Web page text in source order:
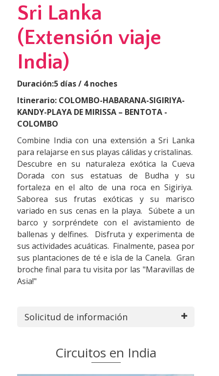
Sri Lanka
(Extensión viaje
India)
Duración:5 días / 4 noches
Itinerario: COLOMBO-HABARANA-SIGIRIYA-
KANDY-PLAYA DE MIRISSA – BENTOTA -
COLOMBO
Combine India con una extensión a Sri Lanka
para relajarse en sus playas cálidas y cristalinas.
Descubre en su naturaleza exótica la Cueva
Dorada con sus estatuas de Budha y su
fortaleza en el alto de una roca en Sigiriya.
Saborea sus frutas exóticas y su marisco
variado en sus cenas en la playa. Súbete a un
barco y sorpréndete con el avistamiento de
ballenas y delfines. Disfruta y experimenta de
sus actividades acuáticas. Finalmente, pasea por
sus plantaciones de té e isla de la Canela. Gran
broche final para tu visita por las "Maravillas de
Asia!"
Solicitud de información
Circuitos en India